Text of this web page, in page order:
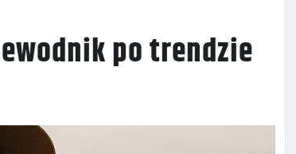
po trendzie